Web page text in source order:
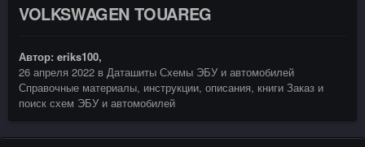
VOLKSWAGEN TOUAREG
Автор: eriks100,
26 апреля 2022 в Даташиты Схемы ЭБУ и автомобилей
Справочные материалы, инструкции, описания, книги Заказ и
поиск схем ЭБУ и автомобилей